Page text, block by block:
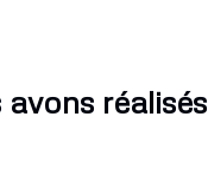
réalisés